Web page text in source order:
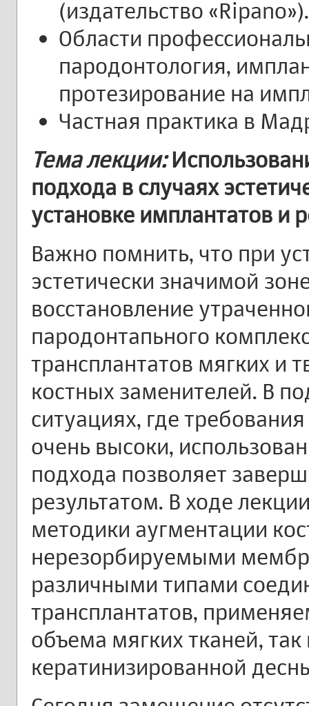
(издательство «Ripano»).
Области
пародонтология,
протезирование на
Частная практика в
Тема лекции:
подхода в случаях
установке имплантатов и
Важно помнить, что при
эстетически значимой
восстановление
пародонтапьного
трансплантатов мягких и
костных заменителей. В
ситуациях, где
очень высоки,
подхода позволяет
результатом. В ходе
методики аугментации
нерезорбируемыми
различными типами
трансплантатов,
объема мягких тканей,
кератинизированной